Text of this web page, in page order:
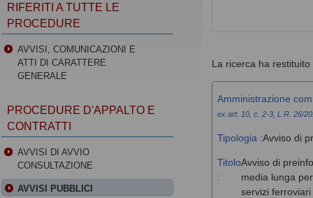
La ricerca ha restituito
Amministrazione
ex art. 10, c. 2-3, L.R. 26/
Tipologia :Avviso di
Titolo
:
Avviso di
media lunga
servizi
RIFERITI A TUTTE LE
PROCEDURE
AVVISI, COMUNICAZIONI E
ATTI DI CARATTERE
GENERALE
PROCEDURE D'APPALTO E
CONTRATTI
AVVISI DI AVVIO
CONSULTAZIONE
AVVISI PUBBLICI